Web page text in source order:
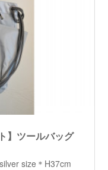
】ツールバッグ
size＊H37cm